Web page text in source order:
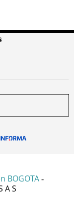
BOGOTA -
A S